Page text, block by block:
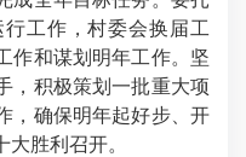
工作，村委会换届工
作和谋划明年工作。坚
，积极策划一批重大项
，确保明年起好步、开
胜利召开。